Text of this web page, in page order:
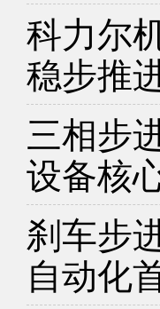
科力尔
稳步推
三相步
设备核
刹车步
自动化